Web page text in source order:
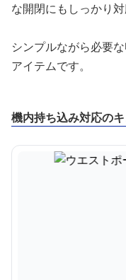
な開閉にもしっかり対
シンプルながら必要
アイテムです。
機内持ち込み対応の